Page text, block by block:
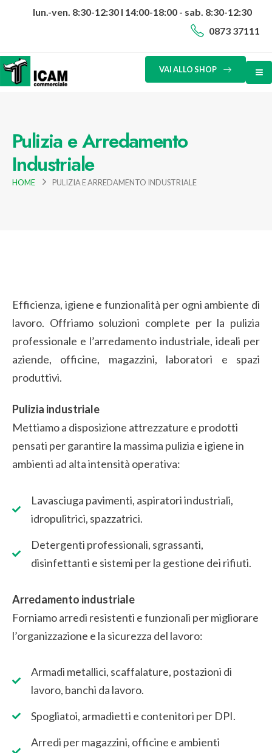
lun.-ven. 8:30-12:30 I 14:00-18:00 - sab. 8:30-12:30
0873 37111
VAI ALLO SHOP
Pulizia e Arredamento
Industriale
HOME PULIZIA E ARREDAMENTO INDUSTRIALE
Efficienza, igiene e funzionalità per ogni ambiente di
lavoro. Offriamo soluzioni complete per la pulizia
professionale e l’arredamento industriale, ideali per
aziende, officine, magazzini, laboratori e spazi
produttivi.
Pulizia industriale
Mettiamo a disposizione attrezzature e prodotti
pensati per garantire la massima pulizia e igiene in
ambienti ad alta intensità operativa:
Lavasciuga pavimenti, aspiratori industriali,
idropulitrici, spazzatrici.
Detergenti professionali, sgrassanti,
disinfettanti e sistemi per la gestione dei rifiuti.
Arredamento industriale
Forniamo arredi resistenti e funzionali per migliorare
l’organizzazione e la sicurezza del lavoro:
Armadi metallici, scaffalature, postazioni di
lavoro, banchi da lavoro.
Spogliatoi, armadietti e contenitori per DPI.
Arredi per magazzini, officine e ambienti